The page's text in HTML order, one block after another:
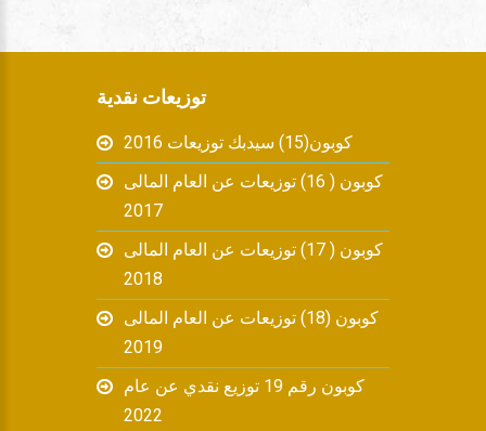
توزيعات نقدية
كوبون(15) سيدبك توزيعات 2016
كوبون ( 16) توزيعات عن العام المالى
2017
كوبون ( 17) توزيعات عن العام المالى
2018
كوبون (18) توزيعات عن العام المالى
2019
كوبون رقم 19 توزيع نقدي عن عام
2022